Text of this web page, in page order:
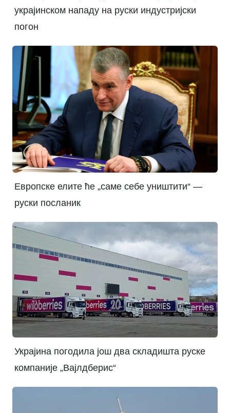
украјинском нападу на руски индустријски
погон
Европске елите ће „саме себе уништити“ —
руски посланик
Украјина погодила још два складишта руске
компаније „Вајлдберис“